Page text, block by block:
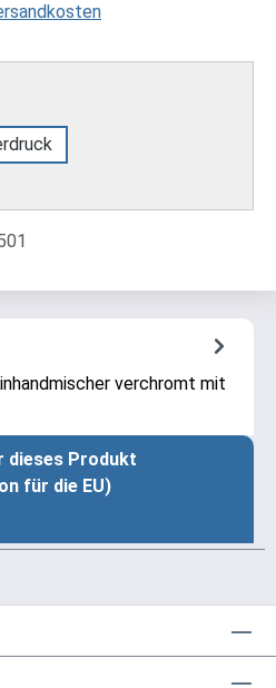
verchromt mit
dieses Produkt
für die EU)